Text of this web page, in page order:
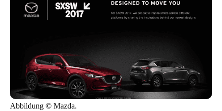
Abbildung © Mazda.